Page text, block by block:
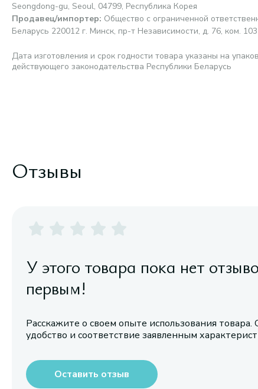
Seongdong-gu, Seoul, 04799, Республика Корея
Продавец/импортер: Общество с ограниченной
Беларусь 220012 г. Минск, пр-т Независимости, д. 76, ком. 103
Дата изготовления и срок годности товара указаны на
действующего законодательства Республики Беларусь
Отзывы
У этого товара пока нет
первым!
Расскажите о своем опыте использования
удобство и соответствие заявленным
Оставить отзыв